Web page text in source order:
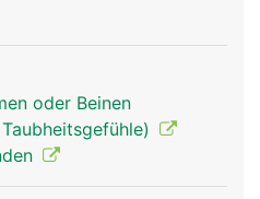
oder Beinen